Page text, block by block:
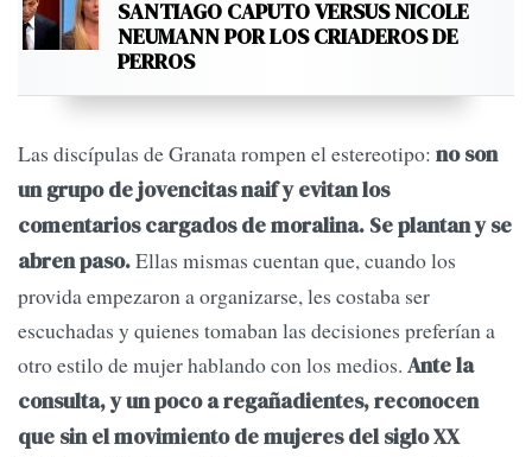
SANTIAGO CAPUTO VERSUS NICOLE
NEUMANN POR LOS CRIADEROS DE
PERROS
Las discípulas de Granata rompen el estereotipo: no son
un grupo de jovencitas naif y evitan los
comentarios cargados de moralina. Se plantan y se
abren paso.Ellas mismas cuentan que, cuando los
provida empezaron a organizarse, les costaba ser
escuchadas y quienes tomaban las decisiones preferían a
otro estilo de mujer hablando con los medios. Ante la
consulta, y un poco a regañadientes, reconocen
que sin el movimiento de mujeres del siglo XX